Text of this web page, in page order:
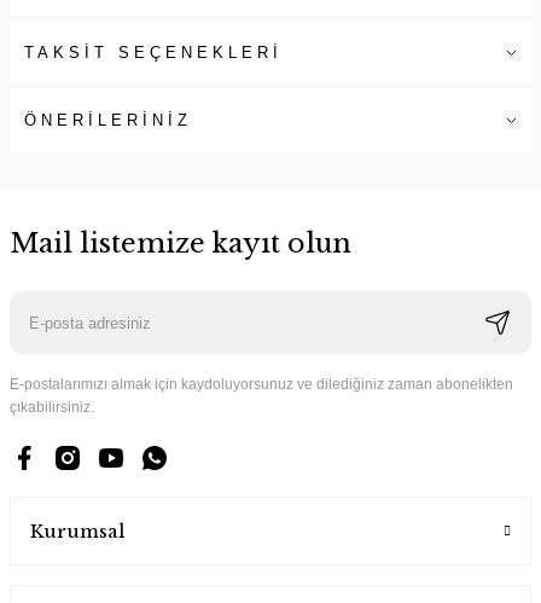
TAKSİT SEÇENEKLERİ
ÖNERİLERİNİZ
Mail listemize kayıt olun
E-postalarımızı almak için kaydoluyorsunuz ve dilediğiniz zaman abonelikten
çıkabilirsiniz.
Kurumsal